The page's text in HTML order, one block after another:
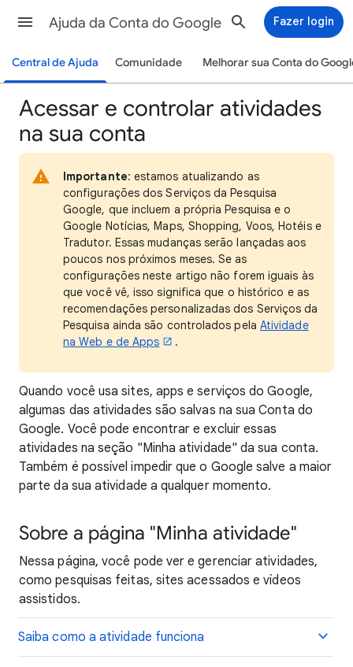
Ajuda da Conta do Google Fazer login
Central de Ajuda Comunidade Melhorar sua Conta do
Acessar e controlar atividades
na sua conta
Importante: estamos atualizando as
configurações dos Serviços da Pesquisa
Google, que incluem a própria Pesquisa e o
Google Notícias, Maps, Shopping, Voos, Hotéis e
Tradutor. Essas mudanças serão lançadas aos
poucos nos próximos meses. Se as
configurações neste artigo não forem iguais às
que você vê, isso significa que o histórico e as
recomendações personalizadas dos Serviços da
Pesquisa ainda são controlados pela Atividade
na Web e de Apps
.
Quando você usa sites, apps e serviços do Google,
algumas das atividades são salvas na sua Conta do
Google. Você pode encontrar e excluir essas
atividades na seção "Minha atividade" da sua conta.
Também é possível impedir que o Google salve a maior
parte da sua atividade a qualquer momento.
Sobre a página "Minha atividade"
Nessa página, você pode ver e gerenciar atividades,
como pesquisas feitas, sites acessados e vídeos
assistidos.
Saiba como a atividade funciona